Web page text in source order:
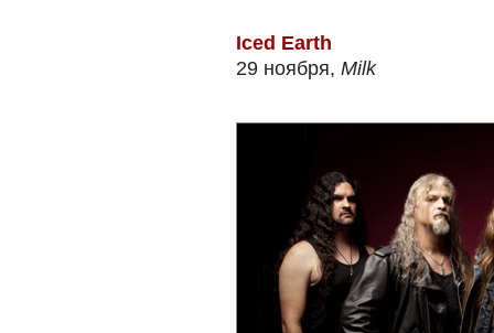
Iced Earth
29 ноября, Milk